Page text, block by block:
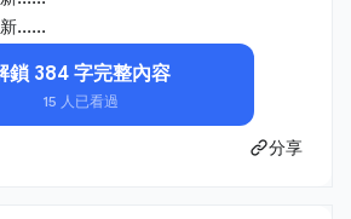
......
鎖 384 字完整內容
15 人已看過
分享